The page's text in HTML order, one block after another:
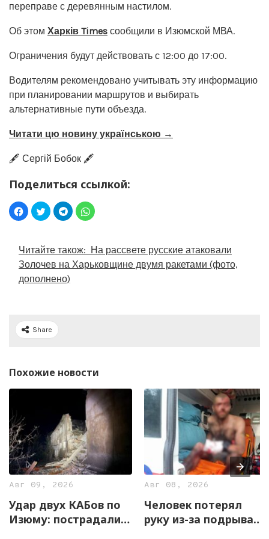
переправе с деревянным настилом.
Об этом Харків Times сообщили в Изюмской МВА.
Ограничения будут действовать с 12:00 до 17:00.
Водителям рекомендовано учитывать эту информацию
при планировании маршрутов и выбирать
альтернативные пути объезда.
Читати цю новину українською →
🖋️ Сергій Бобок 🖋️
Поделиться ссылкой:
Читайте також: На рассвете русские атаковали
Золочев на Харьковщине двумя ракетами (фото,
дополнено)
Share
Похожие новости
Авг 09, 2026
Удар двух КАБов по
Изюму: пострадали
Авг 08, 2026
Человек потерял
руку из-за подрыва